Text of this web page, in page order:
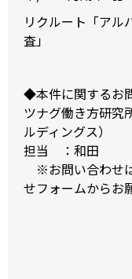
リクルート「アル
査」
◆本件に関するお
ツナグ働き方研究
ルディングス）
担当 ：和田
※お問い合わせ
せフォームからお